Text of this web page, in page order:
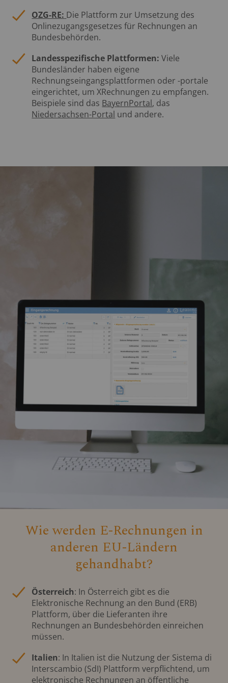
OZG-RE: Die Plattform zur Umsetzung des
Onlinezugangsgesetzes für Rechnungen an
Bundesbehörden.
Landesspezifische Plattformen: Viele
Bundesländer haben eigene
Rechnungseingangsplattformen oder -portale
eingerichtet, um XRechnungen zu empfangen.
Beispiele sind das BayernPortal, das
Niedersachsen-Portal und andere.
Wie werden E-Rechnungen in
anderen EU-Ländern
gehandhabt?
Österreich: In Österreich gibt es die
Elektronische Rechnung an den Bund (ERB)
Plattform, über die Lieferanten ihre
Rechnungen an Bundesbehörden einreichen
müssen.
Italien: In Italien ist die Nutzung der Sistema di
Interscambio (SdI) Plattform verpflichtend, um
elektronische Rechnungen an öffentliche